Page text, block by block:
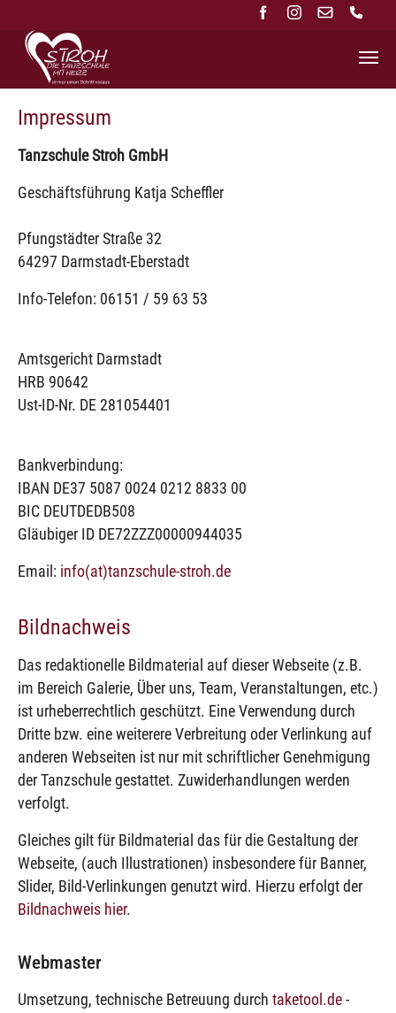
Impressum
Tanzschule Stroh GmbH
Geschäftsführung Katja Scheffler
Pfungstädter Straße 32
64297 Darmstadt-Eberstadt
Info-Telefon: 06151 / 59 63 53
Amtsgericht Darmstadt
HRB 90642
Ust-ID-Nr. DE 281054401
Bankverbindung:
IBAN DE37 5087 0024 0212 8833 00
BIC DEUTDEDB508
Gläubiger ID DE72ZZZ00000944035
Email: info(at)tanzschule-stroh.de
Bildnachweis
Das redaktionelle Bildmaterial auf dieser Webseite (z.B.
im Bereich Galerie, Über uns, Team, Veranstaltungen, etc.)
ist urheberrechtlich geschützt. Eine Verwendung durch
Dritte bzw. eine weiterere Verbreitung oder Verlinkung auf
anderen Webseiten ist nur mit schriftlicher Genehmigung
der Tanzschule gestattet. Zuwiderhandlungen werden
verfolgt.
Gleiches gilt für Bildmaterial das für die Gestaltung der
Webseite, (auch Illustrationen) insbesondere für Banner,
Slider, Bild-Verlinkungen genutzt wird. Hierzu erfolgt der
Bildnachweis hier.
Webmaster
Umsetzung, technische Betreuung durch taketool.de -